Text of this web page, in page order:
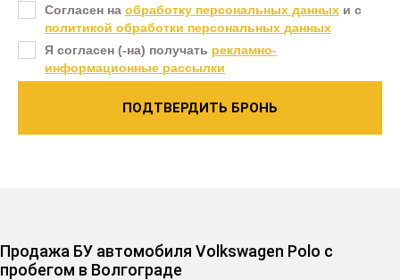
Согласен на обработку персональных данных и c
политикой обработки персональных данных
Я согласен (-на) получать рекламно-
информационные рассылки
ПОДТВЕРДИТЬ БРОНЬ
Продажа БУ автомобиля Volkswagen Polo с
пробегом в Волгограде